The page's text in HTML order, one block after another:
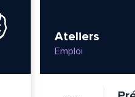
Ateliers
Emploi